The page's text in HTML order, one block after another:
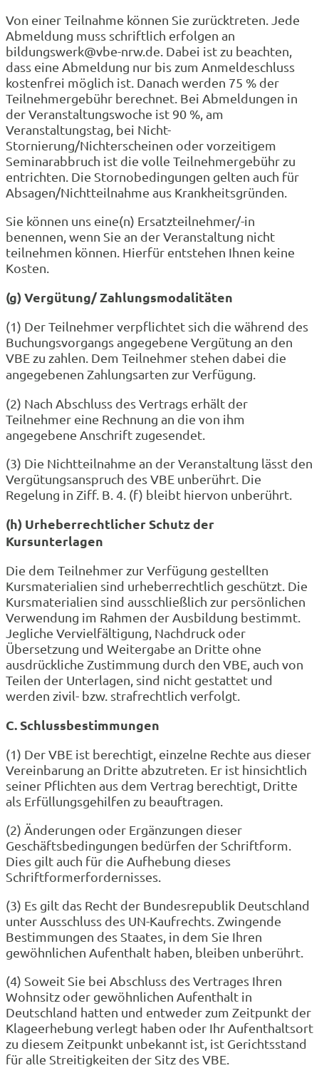
Von einer Teilnahme können Sie zurücktreten. Jede
Abmeldung muss schriftlich erfolgen an
bildungswerk@vbe-nrw.de. Dabei ist zu beachten,
dass eine Abmeldung nur bis zum Anmeldeschluss
kostenfrei möglich ist. Danach werden 75 % der
Teilnehmergebühr berechnet. Bei Abmeldungen in
der Veranstaltungswoche ist 90 %, am
Veranstaltungstag, bei Nicht-
Stornierung/Nichterscheinen oder vorzeitigem
Seminarabbruch ist die volle Teilnehmergebühr zu
entrichten. Die Stornobedingungen gelten auch für
Absagen/Nichtteilnahme aus Krankheitsgründen.
Sie können uns eine(n) Ersatzteilnehmer/-in
benennen, wenn Sie an der Veranstaltung nicht
teilnehmen können. Hierfür entstehen Ihnen keine
Kosten.
(g) Vergütung/ Zahlungsmodalitäten
(1) Der Teilnehmer verpflichtet sich die während des
Buchungsvorgangs angegebene Vergütung an den
VBE zu zahlen. Dem Teilnehmer stehen dabei die
angegebenen Zahlungsarten zur Verfügung.
(2) Nach Abschluss des Vertrags erhält der
Teilnehmer eine Rechnung an die von ihm
angegebene Anschrift zugesendet.
(3) Die Nichtteilnahme an der Veranstaltung lässt den
Vergütungsanspruch des VBE unberührt. Die
Regelung in Ziff. B. 4. (f) bleibt hiervon unberührt.
(h) Urheberrechtlicher Schutz der
Kursunterlagen
Die dem Teilnehmer zur Verfügung gestellten
Kursmaterialien sind urheberrechtlich geschützt. Die
Kursmaterialien sind ausschließlich zur persönlichen
Verwendung im Rahmen der Ausbildung bestimmt.
Jegliche Vervielfältigung, Nachdruck oder
Übersetzung und Weitergabe an Dritte ohne
ausdrückliche Zustimmung durch den VBE, auch von
Teilen der Unterlagen, sind nicht gestattet und
werden zivil- bzw. strafrechtlich verfolgt.
C. Schlussbestimmungen
(1) Der VBE ist berechtigt, einzelne Rechte aus dieser
Vereinbarung an Dritte abzutreten. Er ist hinsichtlich
seiner Pflichten aus dem Vertrag berechtigt, Dritte
als Erfüllungsgehilfen zu beauftragen.
(2) Änderungen oder Ergänzungen dieser
Geschäftsbedingungen bedürfen der Schriftform.
Dies gilt auch für die Aufhebung dieses
Schriftformerfordernisses.
(3) Es gilt das Recht der Bundesrepublik Deutschland
unter Ausschluss des UN-Kaufrechts. Zwingende
Bestimmungen des Staates, in dem Sie Ihren
gewöhnlichen Aufenthalt haben, bleiben unberührt.
(4) Soweit Sie bei Abschluss des Vertrages Ihren
Wohnsitz oder gewöhnlichen Aufenthalt in
Deutschland hatten und entweder zum Zeitpunkt der
Klageerhebung verlegt haben oder Ihr Aufenthaltsort
zu diesem Zeitpunkt unbekannt ist, ist Gerichtsstand
für alle Streitigkeiten der Sitz des VBE.